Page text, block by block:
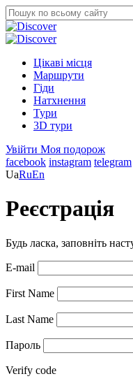
Цікаві місця
Маршрути
Гіди
Натхнення
Тури
3D тури
Увійти Моя подорож
facebook instagram telegram
UaRuEn
Реєстрація
Будь ласка, заповніть
E-mail
First Name
Last Name
Пароль
Verify code